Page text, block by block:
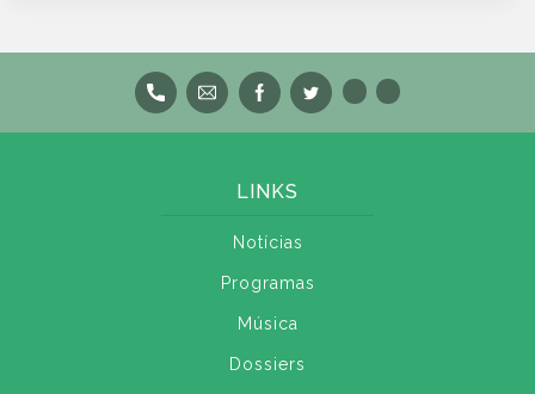
LINKS
Notícias
Programas
Música
Dossiers